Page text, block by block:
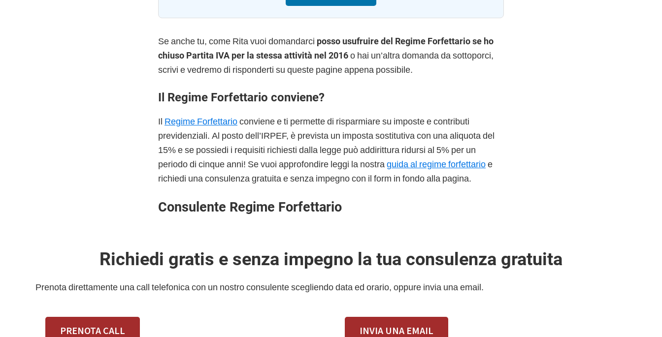
Se anche tu, come Rita vuoi domandarci posso usufruire del Regime Forfettario se ho
chiuso Partita IVA per la stessa attività nel 2016o hai un’altra domanda da sottoporci,
scrivi e vedremo di risponderti su queste pagine appena possibile.
Il Regime Forfettario conviene?
Il Regime Forfettarioconviene e ti permette di risparmiare su imposte e contributi
previdenziali. Al posto dell’IRPEF, è prevista un imposta sostitutiva con una aliquota del
15% e se possiedi i requisiti richiesti dalla legge può addirittura ridursi al 5% per un
periodo di cinque anni! Se vuoi approfondire leggi la nostra guida al regime forfettarioe
richiedi una consulenza gratuita e senza impegno con il form in fondo alla pagina.
Consulente Regime Forfettario
Richiedi gratis e senza impegno la tua consulenza gratuita
Prenota direttamente una call telefonica con un nostro consulente scegliendo data ed orario, oppure invia una email.
PRENOTA CALL INVIA UNA EMAIL